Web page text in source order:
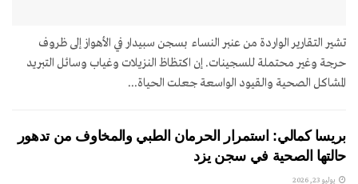
تشير التقارير الواردة من عنبر النساء بسجن سبيدار في الأهواز إلى ظروف
حرجة وغير محتملة للسجينات. إن اكتظاظ النزيلات وغياب وسائل التبريد
المشاكل الصحية والقيود الواسعة جعلت الحياة...
بريسا كمالي: استمرار الحرمان الطبي والمخاوف من تدهور
حالتها الصحية في سجن يزد
يوليو 23, 2026